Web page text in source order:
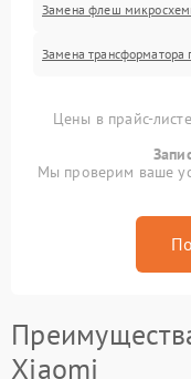
Замена флеш
Замена трансформатора
Цены в прайс-
Мы проверим ваше
Xiaomi